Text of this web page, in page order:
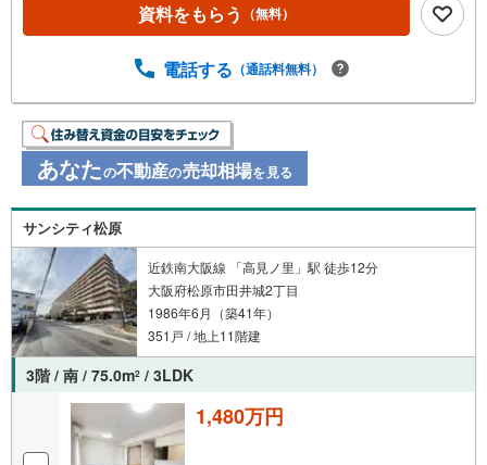
資料をもらう （無料）
電話する （通話料無料）
あなたの不動産の売却相場を見る
サンシティ松原
近鉄南大阪線 「高見ノ里」駅 徒歩12分
大阪府松原市田井城2丁目
1986年6月（築41年）
351戸 / 地上11階建
3階 / 南 / 75.0m2 / 3LDK
1,480万円